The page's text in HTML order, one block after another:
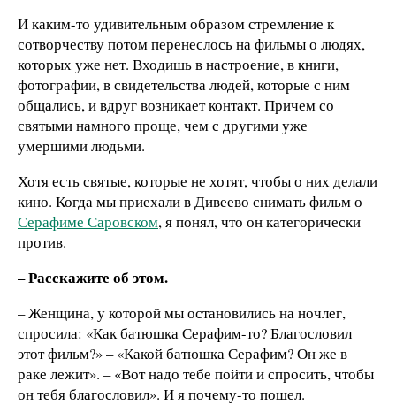
И каким-то удивительным образом стремление к
сотворчеству потом перенеслось на фильмы о людях,
которых уже нет. Входишь в настроение, в книги,
фотографии, в свидетельства людей, которые с ним
общались, и вдруг возникает контакт. Причем со
святыми намного проще, чем с другими уже
умершими людьми.
Хотя есть святые, которые не хотят, чтобы о них делали
кино. Когда мы приехали в Дивеево снимать фильм о
Серафиме Саровском, я понял, что он категорически
против.
– Расскажите об этом.
– Женщина, у которой мы остановились на ночлег,
спросила: «Как батюшка Серафим-то? Благословил
этот фильм?» – «Какой батюшка Серафим? Он же в
раке лежит». – «Вот надо тебе пойти и спросить, чтобы
он тебя благословил». И я почему-то пошел.